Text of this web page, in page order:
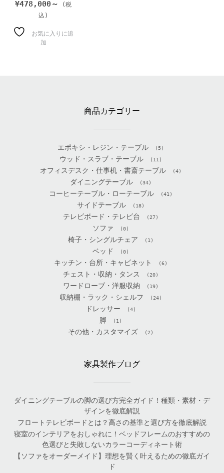
¥478,000～
お気に入りに追
加
商品カテゴリー
エポキシ・レジン・テーブル (5)
ウッド・スラブ・テーブル (11)
オフィスデスク・仕事机・書斎テーブル (4)
ダイニングテーブル (34)
コーヒーテーブル・ローテーブル (41)
サイドテーブル (18)
テレビボード・テレビ台 (27)
ソファ (0)
椅子・シングルチェア (1)
ベッド (0)
キッチン・台所・キャビネット (6)
チェスト・収納・タンス (20)
ワードローブ・洋服収納 (19)
収納棚・ラック・シェルフ (24)
ドレッサー (4)
脚 (1)
その他・カスタマイズ (2)
家具製作ブログ
ダイニングテーブルの脚の選び方完全ガイド！種類・素材・デ
ザインを徹底解説
フロートテレビボードとは？高さの基準と選び方を徹底解説
寝室のインテリアをおしゃれに！ベッドフレームのおすすめの
色選びと失敗しないカラーコーディネート術
【ソファをオーダーメイド】理想を賢く叶えるための徹底ガイ
ド